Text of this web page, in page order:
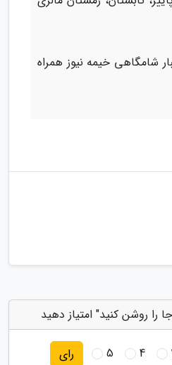
شامگاهی خیمه نیوز همراه
را روشن کنید" امتیاز دهید
4
5 رای